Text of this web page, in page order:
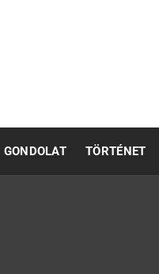
GONDOLAT TÖRTÉNET